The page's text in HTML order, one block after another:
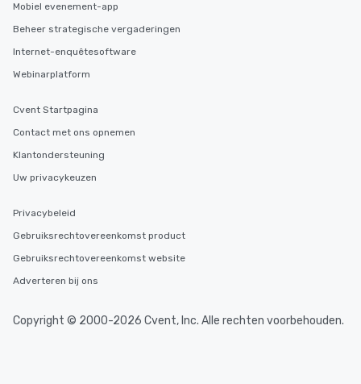
Mobiel evenement-app
Beheer strategische vergaderingen
Internet-enquêtesoftware
Webinarplatform
Cvent Startpagina
Contact met ons opnemen
Klantondersteuning
Uw privacykeuzen
Privacybeleid
Gebruiksrechtovereenkomst product
Gebruiksrechtovereenkomst website
Adverteren bij ons
Copyright © 2000-2026 Cvent, Inc. Alle rechten voorbehouden.